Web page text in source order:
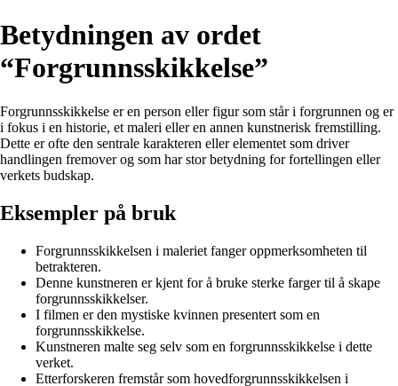
Betydningen av ordet
“Forgrunnsskikkelse”
Forgrunnsskikkelse er en person eller figur som står i forgrunnen og er
i fokus i en historie, et maleri eller en annen kunstnerisk fremstilling.
Dette er ofte den sentrale karakteren eller elementet som driver
handlingen fremover og som har stor betydning for fortellingen eller
verkets budskap.
Eksempler på bruk
Forgrunnsskikkelsen i maleriet fanger oppmerksomheten til
betrakteren.
Denne kunstneren er kjent for å bruke sterke farger til å skape
forgrunnsskikkelser.
I filmen er den mystiske kvinnen presentert som en
forgrunnsskikkelse.
Kunstneren malte seg selv som en forgrunnsskikkelse i dette
verket.
Etterforskeren fremstår som hovedforgrunnsskikkelsen i